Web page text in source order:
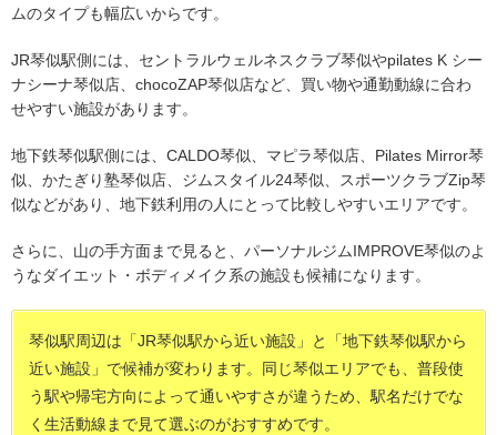
ムのタイプも幅広いからです。
JR琴似駅側には、セントラルウェルネスクラブ琴似やpilates K シー
ナシーナ琴似店、chocoZAP琴似店など、買い物や通勤動線に合わ
せやすい施設があります。
地下鉄琴似駅側には、CALDO琴似、マピラ琴似店、Pilates Mirror琴
似、かたぎり塾琴似店、ジムスタイル24琴似、スポーツクラブZip琴
似などがあり、地下鉄利用の人にとって比較しやすいエリアです。
さらに、山の手方面まで見ると、パーソナルジムIMPROVE琴似のよ
うなダイエット・ボディメイク系の施設も候補になります。
琴似駅周辺は「JR琴似駅から近い施設」と「地下鉄琴似駅から
近い施設」で候補が変わります。同じ琴似エリアでも、普段使
う駅や帰宅方向によって通いやすさが違うため、駅名だけでな
く生活動線まで見て選ぶのがおすすめです。